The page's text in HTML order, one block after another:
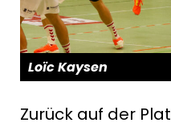
Loïc Kaysen
Zurück auf der